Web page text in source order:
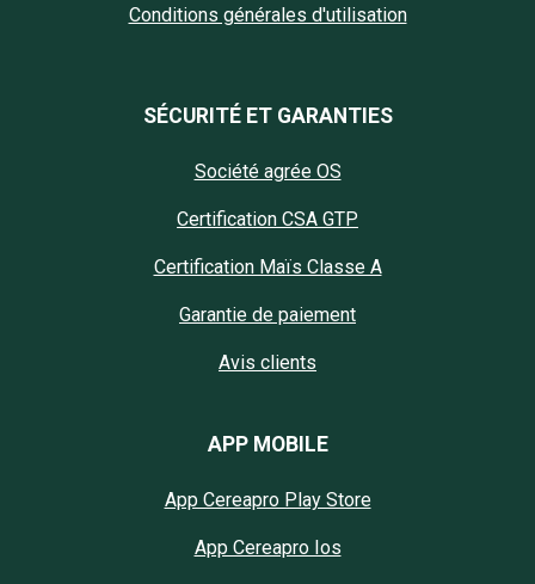
Conditions générales d'utilisation
SÉCURITÉ ET GARANTIES
Société agrée OS
Certification CSA GTP
Certification Maïs Classe A
Garantie de paiement
Avis clients
APP MOBILE
App Cereapro Play Store
App Cereapro Ios